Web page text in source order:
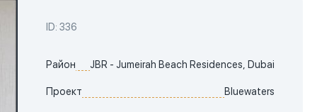
ID: 336
Район JBR - Jumeirah Beach Residences, Dubai
Проект Bluewaters